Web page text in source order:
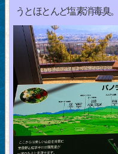
うとほとんど塩素消毒臭